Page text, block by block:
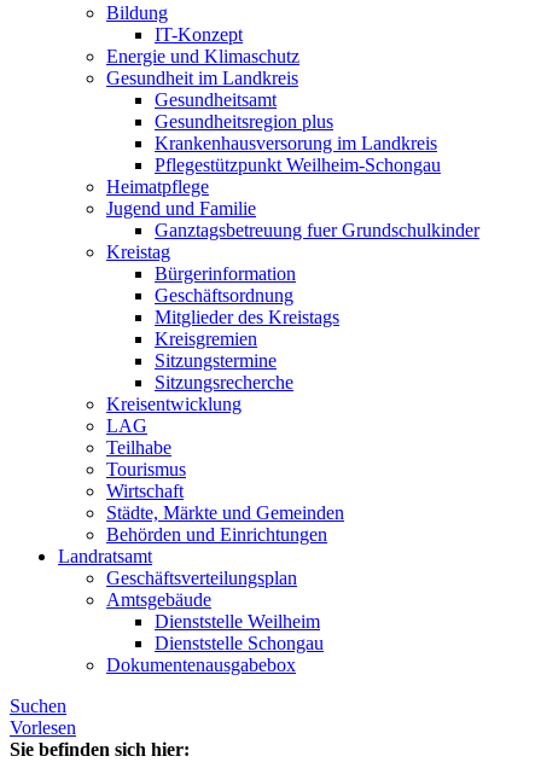
Bildung
IT-Konzept
Energie und Klimaschutz
Gesundheit im Landkreis
Gesundheitsamt
Gesundheitsregion plus
Krankenhausversorung im Landkreis
Pflegestützpunkt Weilheim-Schongau
Heimatpflege
Jugend und Familie
Ganztagsbetreuung fuer Grundschulkinder
Kreistag
Bürgerinformation
Geschäftsordnung
Mitglieder des Kreistags
Kreisgremien
Sitzungstermine
Sitzungsrecherche
Kreisentwicklung
LAG
Teilhabe
Tourismus
Wirtschaft
Städte, Märkte und Gemeinden
Behörden und Einrichtungen
Landratsamt
Geschäftsverteilungsplan
Amtsgebäude
Dienststelle Weilheim
Dienststelle Schongau
Dokumentenausgabebox
Suchen
Vorlesen
Sie befinden sich hier: